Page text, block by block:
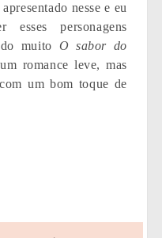
nesse e eu
personagens
muito O sabor do
romance leve, mas
um bom toque de